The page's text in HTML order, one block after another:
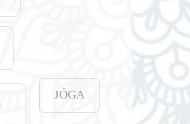
JÓGA